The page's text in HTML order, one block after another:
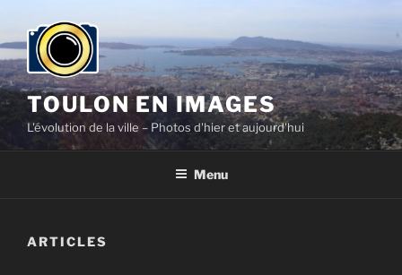
contenu
principal
TOULON EN IMAGES
L'évolution de la ville – Photos d'hier et aujourd'hui
Menu
ARTICLES